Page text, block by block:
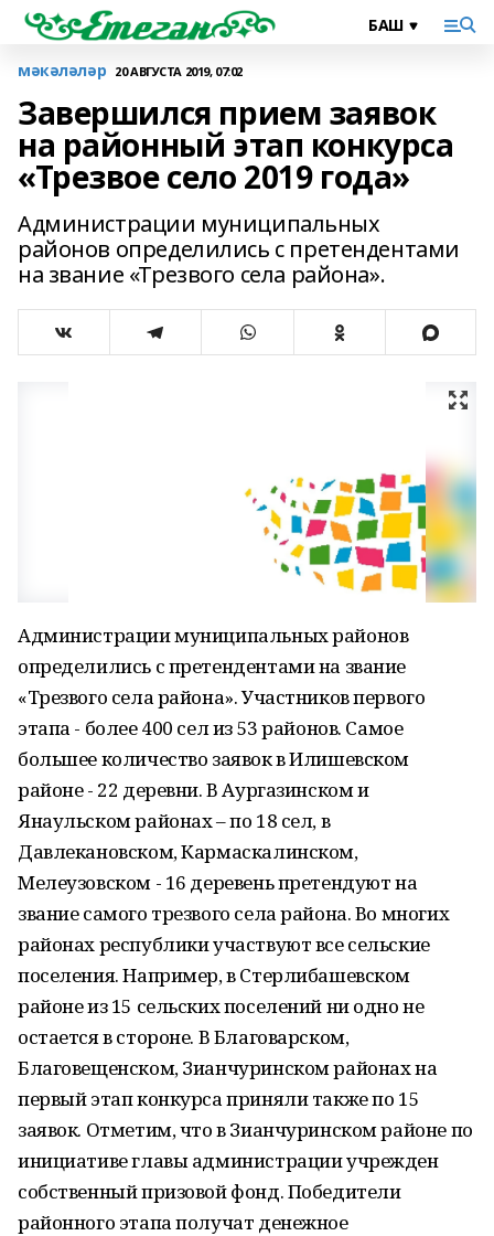
мәкәләләр 20 АВГУСТА 2019, 07:02
Завершился прием заявок
на районный этап конкурса
«Трезвое село 2019 года»
Администрации муниципальных
районов определились с претендентами
на звание «Трезвого села района».
Администрации муниципальных районов
определились с претендентами на звание
«Трезвого села района». Участников первого
этапа - более 400 сел из 53 районов. Самое
большее количество заявок в Илишевском
районе - 22 деревни. В Аургазинском и
Янаульском районах – по 18 сел, в
Давлекановском, Кармаскалинском,
Мелеузовском - 16 деревень претендуют на
звание самого трезвого села района. Во многих
районах республики участвуют все сельские
поселения. Например, в Стерлибашевском
районе из 15 сельских поселений ни одно не
остается в стороне. В Благоварском,
Благовещенском, Зианчуринском районах на
первый этап конкурса приняли также по 15
заявок. Отметим, что в Зианчуринском районе по
инициативе главы администрации учрежден
собственный призовой фонд. Победители
районного этапа получат денежное